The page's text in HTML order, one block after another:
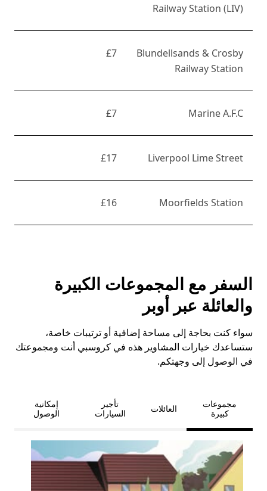
Railway Station (LIV)
Blundellsands & Crosby
Railway Station
£7
Marine A.F.C
£7
Liverpool Lime Street
£17
Moorfields Station
£16
السفر مع المجموعات الكبيرة
والعائلة عبر أوبر
سواء كنت بحاجة إلى مساحة إضافية أو ترتيبات خاصة،
ستساعدك خيارات المشاوير هذه في كروسبي أنت ومجموعتك
في الوصول إلى وجهتكم.
مجموعات
كبيرة
العائلات
تأجير
السيارات
إمكانية
الوصول